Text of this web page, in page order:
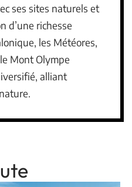
ses sites naturels et
d’une richesse
les Météores,
Mont Olympe
alliant